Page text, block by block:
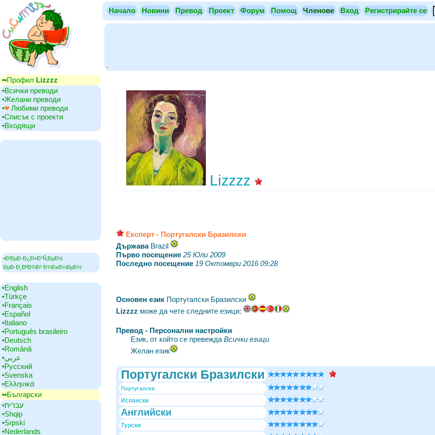
Начало Новини Превод Проект Форум Помощ Членове Вход Регистрирайте се
.
▪▪‎Профил Lizzzz
•‎Всички преводи
•‎Желани преводи
•‎
Любими преводи
•‎Списък с проекти
•‎Входящи
▪Ð‘ÐµÐ·Ð¿Ð»Ð°Ñ‚ÐµÐ½
ÐµÐ·Ð¸ÐºÐ¾Ð² Ð¾Ð±Ð¼ÐµÐ½
•‎English
•‎Türkçe
•‎Français
•‎Español
•‎Italiano
•‎Português brasileiro
•‎Deutsch
•‎Română
•‎عربي
•‎Русский
•‎Svenska
•‎Ελληνικά
▪▪‎Български
•‎עברית
•‎Shqip
•‎Srpski
•‎Nederlands
Lizzzz
Експерт - Португалски Бразилски
Държава‎Brazil
Първо посещение 25 Юли 2009
Последно посещение 19 Октомври 2016 09:28
Основен език ‎Португалски Бразилски
Lizzzz може да чете следните езици:
Превод - Персонални настройки
Език, от който се превежда Всички езици
Желан език
Португалски Бразилски
Португалски
Испански
Английски
Турски